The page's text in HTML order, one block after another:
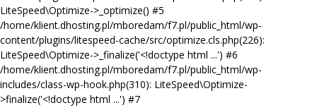
LiteSpeed\Optimize->_optimize() #5
/home/klient.dhosting.pl/mboredam/f7.pl/public_html/wp-
content/plugins/litespeed-cache/src/optimize.cls.php(226):
LiteSpeed\Optimize->_finalize('<!doctype html ...') #6
/home/klient.dhosting.pl/mboredam/f7.pl/public_html/wp-
includes/class-wp-hook.php(310): LiteSpeed\Optimize-
>finalize('<!doctype html ...') #7